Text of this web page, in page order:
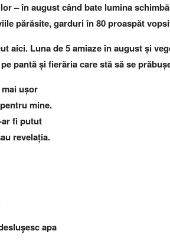
– în august când bate lumina
părăsite, garduri în 80 proaspăt
aici. Luna de 5 amiaze în august și
pantă și fierăria care stă să se
mai ușor
mine.
ar fi putut
revelația.
apa